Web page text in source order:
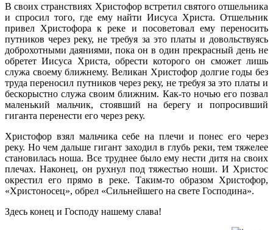
В своих странствиях Христофор встретил святого отшельника
и спросил того, где ему найти Иисуса Христа. Отшельник
привел Христофора к реке и посоветовал ему переносить
путников через реку, не требуя за это платы и довольствуясь
доброхотными даяниями, пока он в один прекрасный день не
обретет Иисуса Христа, обрести которого он сможет лишь
служа своему ближнему. Великан Христофор долгие годы без
труда переносил путников через реку, не требуя за это платы и
бескорыстно служа своим ближним. Как-то ночью его позвал
маленький мальчик, стоявший на берегу и попросивший
гиганта перенести его через реку.
Христофор взял мальчика себе на плечи и понес его через
реку. Но чем дальше гигант заходил в глубь реки, тем тяжелее
становилась ноша. Все труднее было ему нести дитя на своих
плечах. Наконец, он рухнул под тяжестью ноши. И Христос
окрестил его прямо в реке. Таким-то образом Христофор,
«Христоносец», обрел «Сильнейшего на свете Господина».
Здесь конец и Господу нашему слава!